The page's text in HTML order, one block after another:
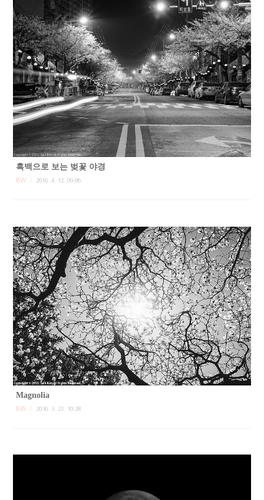
흑백으로 보는 벚꽃 야경
BW 2016. 4. 12. 09:06
Magnolia
BW 2016. 3. 22. 10:28